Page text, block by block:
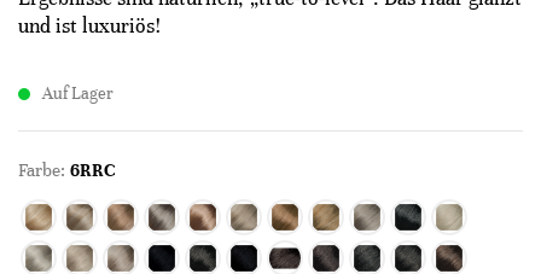
und ist luxuriös!
Auf Lager
Farbe: 6RRC